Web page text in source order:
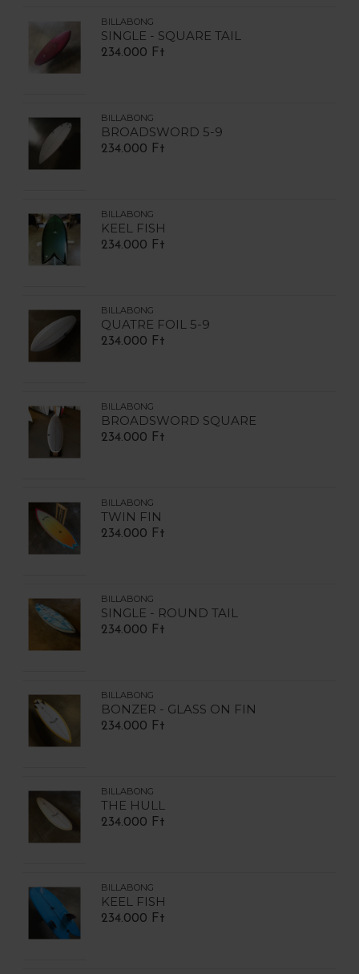
BILLABONG
SINGLE - SQUARE TAIL
234.000 Ft
BILLABONG
BROADSWORD 5-9
234.000 Ft
BILLABONG
KEEL FISH
234.000 Ft
BILLABONG
QUATRE FOIL 5-9
234.000 Ft
BILLABONG
BROADSWORD SQUARE
234.000 Ft
BILLABONG
TWIN FIN
234.000 Ft
BILLABONG
SINGLE - ROUND TAIL
234.000 Ft
BILLABONG
BONZER - GLASS ON FIN
234.000 Ft
BILLABONG
THE HULL
234.000 Ft
BILLABONG
KEEL FISH
234.000 Ft